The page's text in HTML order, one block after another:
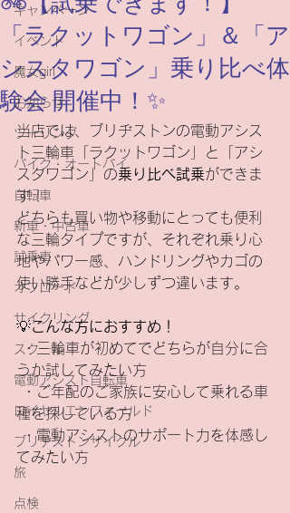
キャンペーン
イベント
魔女girl
お知らせ
ツーリング
バイク・オートバイ
自転車
新車・中古車
試乗車
オフロード
サイクリング
スクール
電動アシスト自転車
ロイヤルエンフィールド
ブリヂストンサイクル
旅
点検
「ラクットワゴン」＆「ア
シスタワゴン」乗り比べ体
験会 開催中！✨
当店では、ブリヂストンの電動アシス
ト三輪車「ラクットワゴン」と「アシ
スタワゴン」の乗り比べ試乗ができま
す！
どちらも買い物や移動にとっても便利
な三輪タイプですが、それぞれ乗り心
地やパワー感、ハンドリングやカゴの
使い勝手などが少しずつ違います。
💡こんな方におすすめ！
・三輪車が初めてでどちらが自分に合
うか試してみたい方
種を探している方
・電動アシストのサポート力を体感し
てみたい方